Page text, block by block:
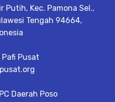
Putih, Kec. Pamona Sel.,
Tengah 94664,
Pafi Pusat
Daerah Poso